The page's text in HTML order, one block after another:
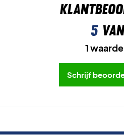
5
1
Schrijf